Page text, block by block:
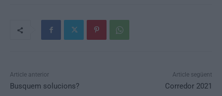
Article anterior
Busquem solucions?
Article següent
Corredor 2021